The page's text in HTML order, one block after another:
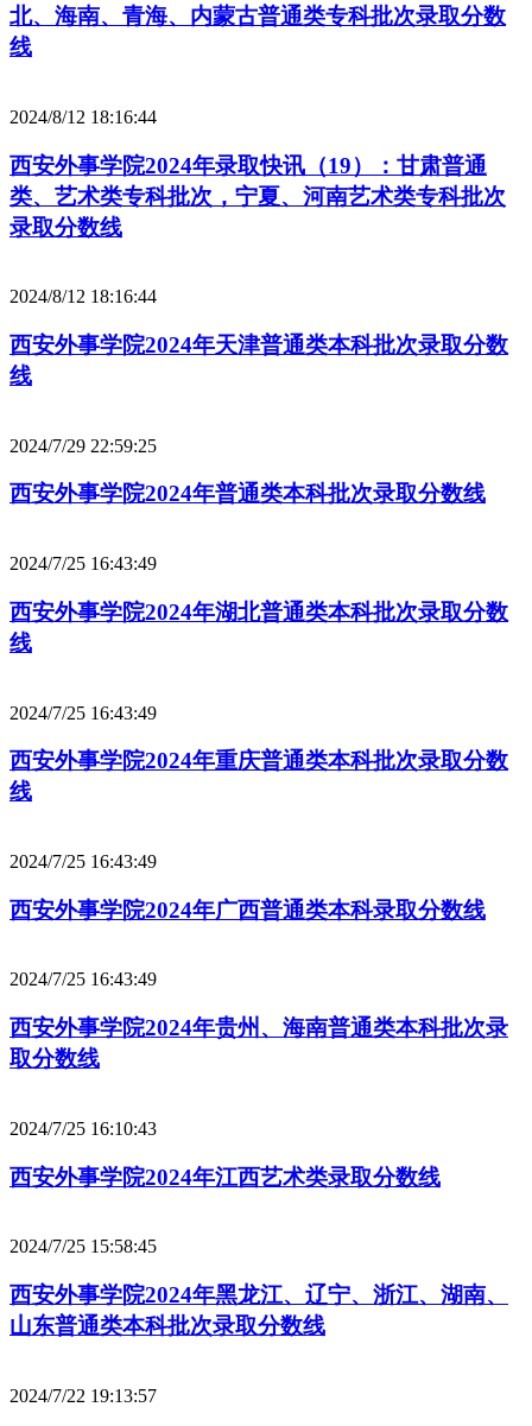
北、海南、青海、内蒙古普通类专科批次录取分数
线
2024/8/12 18:16:44
西安外事学院2024年录取快讯（19）：甘肃普通
类、艺术类专科批次，宁夏、河南艺术类专科批次
录取分数线
2024/8/12 18:16:44
西安外事学院2024年天津普通类本科批次录取分数
线
2024/7/29 22:59:25
西安外事学院2024年普通类本科批次录取分数线
2024/7/25 16:43:49
西安外事学院2024年湖北普通类本科批次录取分数
线
2024/7/25 16:43:49
西安外事学院2024年重庆普通类本科批次录取分数
线
2024/7/25 16:43:49
西安外事学院2024年广西普通类本科录取分数线
2024/7/25 16:43:49
西安外事学院2024年贵州、海南普通类本科批次录
取分数线
2024/7/25 16:10:43
西安外事学院2024年江西艺术类录取分数线
2024/7/25 15:58:45
西安外事学院2024年黑龙江、辽宁、浙江、湖南、
山东普通类本科批次录取分数线
2024/7/22 19:13:57